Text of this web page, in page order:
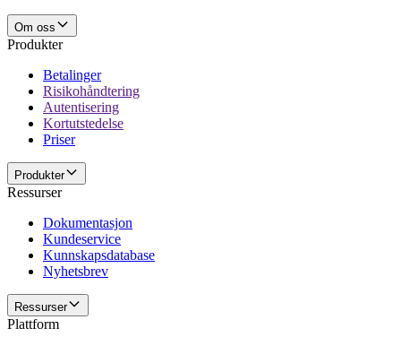
Om oss
Produkter
Betalinger
Risikohåndtering
Autentisering
Kortutstedelse
Priser
Produkter
Ressurser
Dokumentasjon
Kundeservice
Kunnskapsdatabase
Nyhetsbrev
Ressurser
Plattform